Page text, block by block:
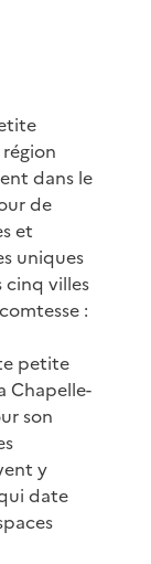
dans le
de
et
uniques
cinq villes
:
petite
Chapelle-
son
y
date